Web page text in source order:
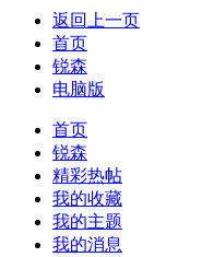
返回上一页
首页
锐森
电脑版
首页
锐森
精彩热帖
我的收藏
我的主题
我的消息